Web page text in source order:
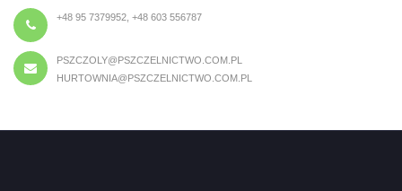
+48 95 7379952, +48 603 556787
PSZCZOLY@PSZCZELNICTWO.COM.PL
HURTOWNIA@PSZCZELNICTWO.COM.PL